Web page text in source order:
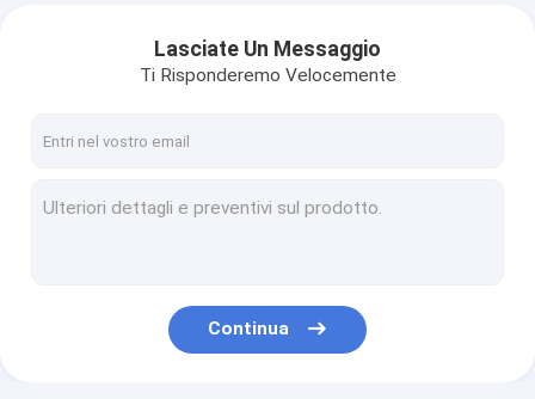
Lasciate Un Messaggio
Ti Risponderemo Velocemente
Continua